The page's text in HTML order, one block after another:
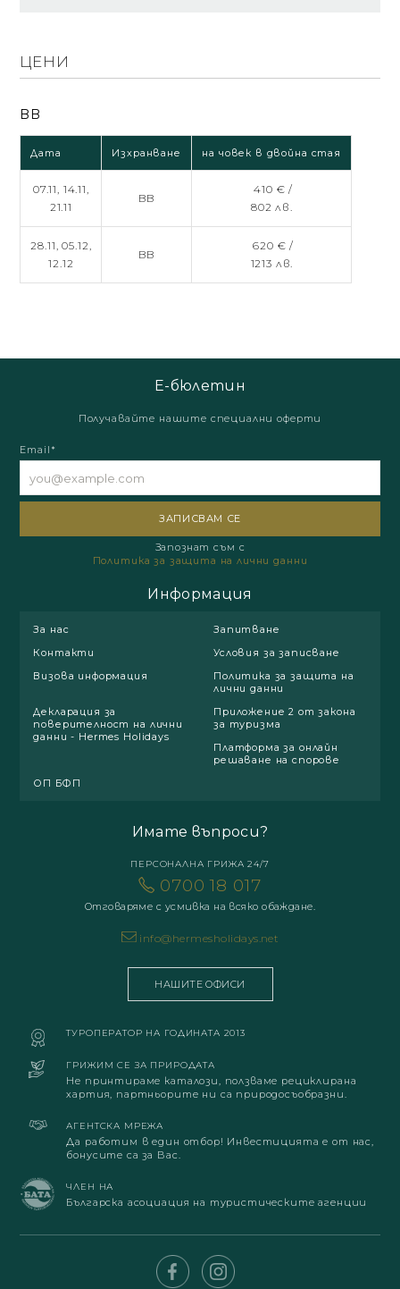
ЦЕНИ
BB
Дата Изхранване на човек в двойна стая
07.11, 14.11,
21.11
BB
410 € /
802 лв.
28.11,05.12,
12.12
BB
620 € /
1213 лв.
Е-бюлетин
Получавайте нашите специални оферти
Email*
Запознат съм с
Политика за защита на лични данни
Информация
За нас
Запитване
Контакти
Условия за записване
Визова информация
Политика за защита на
лични данни
Декларация за
поверителност на лични
данни - Hermes Holidays
Приложение 2 от закона
за туризма
Платформа за онлайн
решаване на спорове
ОП БФП
Имате въпроси?
ПЕРСОНАЛНА ГРИЖА 24/7
0700 18 017
Отговаряме с усмивка на всяко обаждане.
info@hermesholidays.net
НАШИТЕ ОФИСИ
ТУРОПЕРАТОР НА ГОДИНАТА 2013
ГРИЖИМ СЕ ЗА ПРИРОДАТА
Не принтираме каталози, ползваме рециклирана
хартия, партньорите ни са природосъобразни.
АГЕНТСКА МРЕЖА
Да работим в един отбор! Инвестицията е от нас,
бонусите са за Вас.
ЧЛЕН НА
Българска асоциация на туристическите агенции